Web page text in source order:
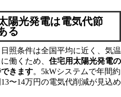
陽光発電は電気代節
る
照条件は全国平均に近く、気温
働くため、 住宅用太陽光発電の
きます。5kWシステムで年間約
〜14万円の電気代削減が見込め